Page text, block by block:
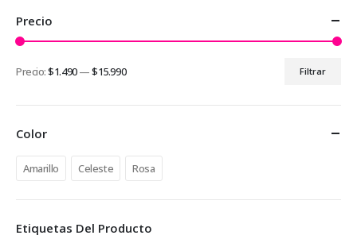
Precio
Filtrar
Precio:$1.490—$15.990
Color
Amarillo Celeste Rosa
Etiquetas Del Producto